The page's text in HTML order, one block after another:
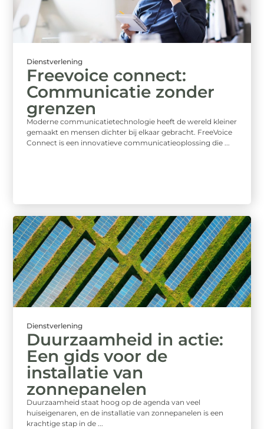
Dienstverlening
Freevoice connect:
Communicatie zonder
grenzen
Moderne communicatietechnologie heeft de wereld kleiner
gemaakt en mensen dichter bij elkaar gebracht. FreeVoice
Connect is een innovatieve communicatieoplossing die ...
Dienstverlening
Duurzaamheid in actie:
Een gids voor de
installatie van
zonnepanelen
Duurzaamheid staat hoog op de agenda van veel
huiseigenaren, en de installatie van zonnepanelen is een
krachtige stap in de ...